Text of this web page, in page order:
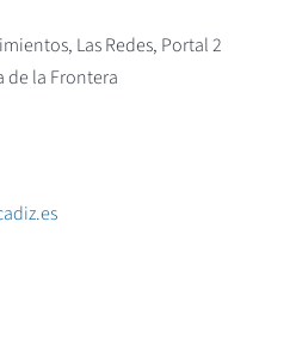
Las Redes, Portal 2
de la Frontera